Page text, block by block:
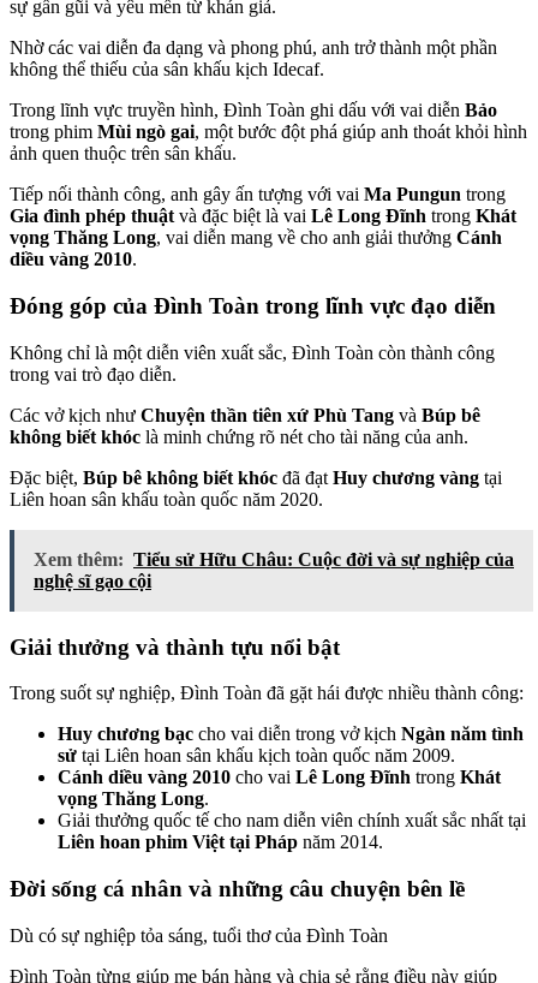
sự gần gũi và yêu mến từ khán giả.
Nhờ các vai diễn đa dạng và phong phú, anh trở thành một phần
không thể thiếu của sân khấu kịch Idecaf.
Trong lĩnh vực truyền hình, Đình Toàn ghi dấu với vai diễn Bảo
trong phim Mùi ngò gai, một bước đột phá giúp anh thoát khỏi hình
ảnh quen thuộc trên sân khấu.
Tiếp nối thành công, anh gây ấn tượng với vai Ma Pungun trong
Gia đình phép thuật và đặc biệt là vai Lê Long Đĩnh trong Khát
vọng Thăng Long, vai diễn mang về cho anh giải thưởng Cánh
diều vàng 2010.
Đóng góp của Đình Toàn trong lĩnh vực đạo diễn
Không chỉ là một diễn viên xuất sắc, Đình Toàn còn thành công
trong vai trò đạo diễn.
Các vở kịch như Chuyện thần tiên xứ Phù Tang và Búp bê
không biết khóc là minh chứng rõ nét cho tài năng của anh.
Đặc biệt, Búp bê không biết khóc đã đạt Huy chương vàng tại
Liên hoan sân khấu toàn quốc năm 2020.
Xem thêm: Tiểu sử Hữu Châu: Cuộc đời và sự nghiệp của
nghệ sĩ gạo cội
Giải thưởng và thành tựu nổi bật
Trong suốt sự nghiệp, Đình Toàn đã gặt hái được nhiều thành công:
Huy chương bạc cho vai diễn trong vở kịch Ngàn năm tình
sử tại Liên hoan sân khấu kịch toàn quốc năm 2009.
Cánh diều vàng 2010 cho vai Lê Long Đĩnh trong Khát
vọng Thăng Long.
Giải thưởng quốc tế cho nam diễn viên chính xuất sắc nhất tại
Liên hoan phim Việt tại Pháp năm 2014.
Đời sống cá nhân và những câu chuyện bên lề
Dù có sự nghiệp tỏa sáng, tuổi thơ của Đình Toàn
Đình Toàn từng giúp mẹ bán hàng và chia sẻ rằng điều này giúp